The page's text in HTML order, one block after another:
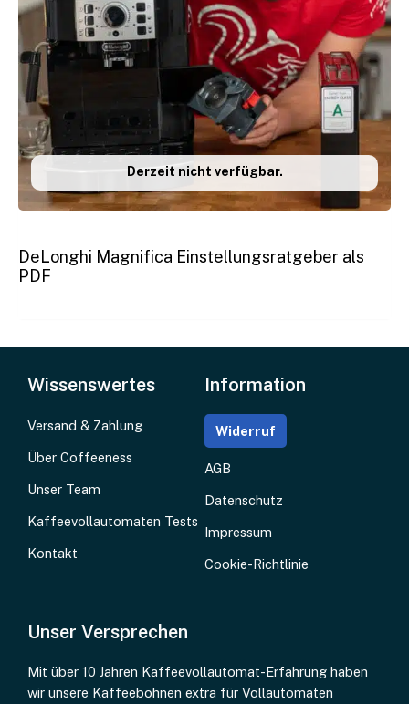
Derzeit nicht verfügbar.
DeLonghi Magnifica Einstellungsratgeber als
PDF
Wissenswertes
Versand & Zahlung
Über Coffeeness
Unser Team
Kaffeevollautomaten Tests
Kontakt
Information
Widerruf
AGB
Datenschutz
Impressum
Cookie-Richtlinie
Unser Versprechen
Mit über 10 Jahren Kaffeevollautomat-Erfahrung haben
wir unsere Kaffeebohnen extra für Vollautomaten